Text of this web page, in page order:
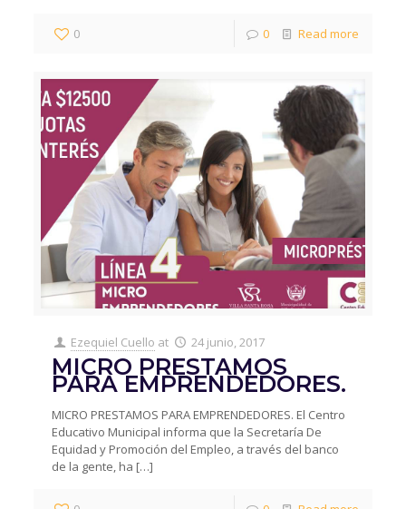
0 0 Read more
Ezequiel Cuello at 24 junio, 2017
MICRO PRESTAMOS
PARA EMPRENDEDORES.
MICRO PRESTAMOS PARA EMPRENDEDORES. El Centro
Educativo Municipal informa que la Secretaría De
Equidad y Promoción del Empleo, a través del banco
de la gente, ha […]